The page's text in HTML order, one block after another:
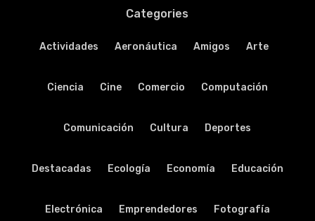
Categories
Actividades Aeronáutica Amigos Arte
Ciencia Cine Comercio Computación
Comunicación Cultura Deportes
Destacadas Ecología Economía Educación
Electrónica Emprendedores Fotografía